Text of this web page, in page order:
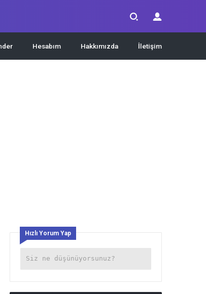
Hesabım Hakkımızda İletişim
Hızlı Yorum Yap